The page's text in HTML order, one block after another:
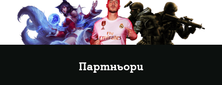
Партньори